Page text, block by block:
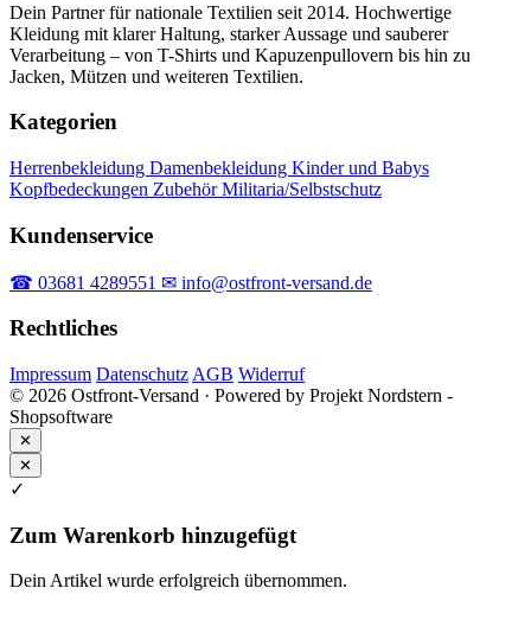
Dein Partner für nationale Textilien seit 2014. Hochwertige
Kleidung mit klarer Haltung, starker Aussage und sauberer
Verarbeitung – von T-Shirts und Kapuzenpullovern bis hin zu
Jacken, Mützen und weiteren Textilien.
Kategorien
Herrenbekleidung Damenbekleidung Kinder und Babys
Kopfbedeckungen ZubehörMilitaria/Selbstschutz
Kundenservice
☎ 03681 4289551 ✉ info@ostfront-versand.de
Rechtliches
Impressum Datenschutz AGB Widerruf
© 2026 Ostfront-Versand · Powered by Projekt Nordstern -
Shopsoftware
✕
✕
✓
Zum Warenkorb hinzugefügt
Dein Artikel wurde erfolgreich übernommen.